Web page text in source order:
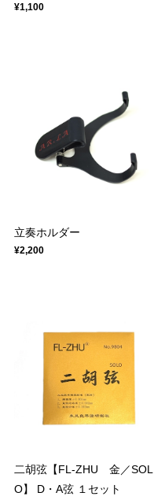
¥1,100
立奏ホルダー
¥2,200
二胡弦【FL-ZHU 金／SOL
O】 D・A弦 １セット